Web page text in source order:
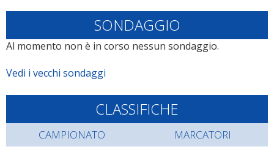
SONDAGGIO
Al momento non è in corso nessun sondaggio.
Vedi i vecchi sondaggi
CLASSIFICHE
CAMPIONATO MARCATORI